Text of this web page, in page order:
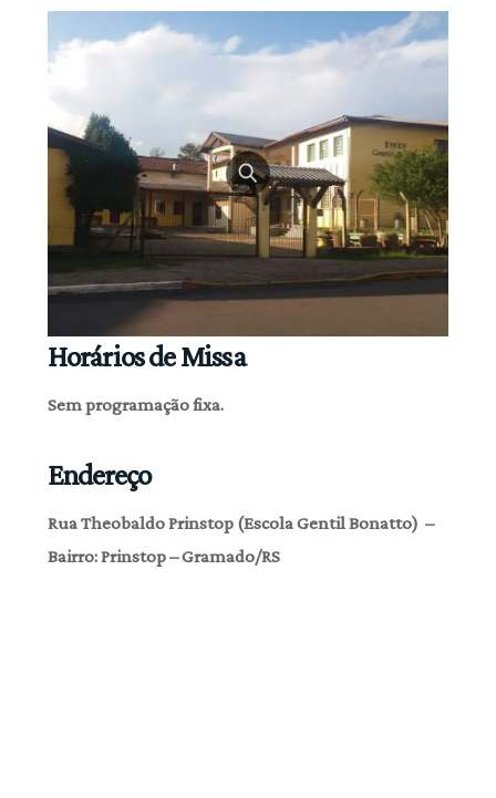
Horários de Missa
Sem programação fixa.
Endereço
Rua Theobaldo Prinstop (Escola Gentil Bonatto) –
Bairro: Prinstop – Gramado/RS